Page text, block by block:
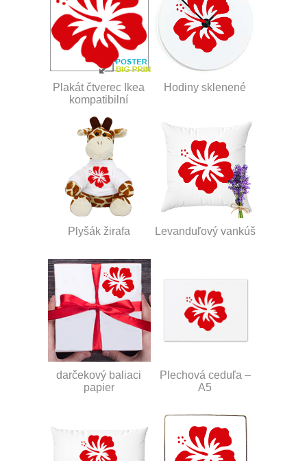
Plakát čtverec Ikea
kompatibilní
Hodiny sklenené
Plyšák žirafa Levanduľový vankúš
darčekový baliaci
papier
Plechová ceduľa –
A5